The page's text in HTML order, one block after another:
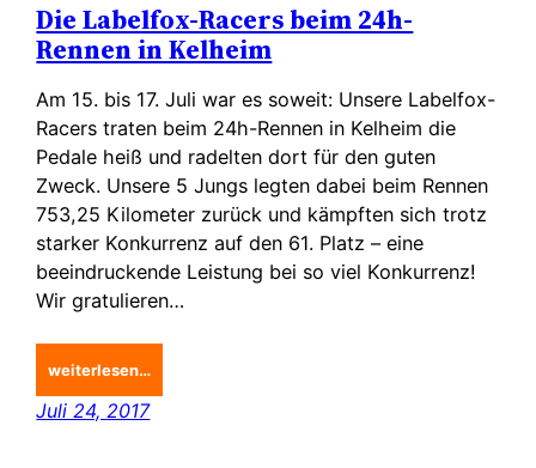
Die Labelfox-Racers beim 24h-
Rennen in Kelheim
Am 15. bis 17. Juli war es soweit: Unsere Labelfox-
Racers traten beim 24h-Rennen in Kelheim die
Pedale heiß und radelten dort für den guten
Zweck. Unsere 5 Jungs legten dabei beim Rennen
753,25 Kilometer zurück und kämpften sich trotz
starker Konkurrenz auf den 61. Platz – eine
beeindruckende Leistung bei so viel Konkurrenz!
Wir gratulieren…
weiterlesen…
Juli 24, 2017